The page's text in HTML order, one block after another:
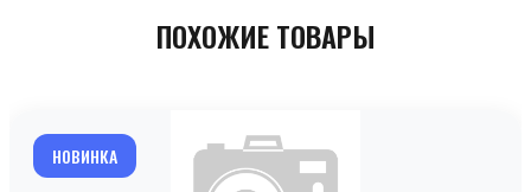
ПОХОЖИЕ ТОВАРЫ
НОВИНКА